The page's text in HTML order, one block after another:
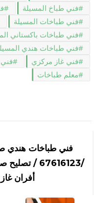
فني طباخ المسيلة
فني طباخات المسيلة
فني طباخات باكستاني
فني طباخات هندي
فني غاز مركزي
معلم طباخات
بين
التدوينات
فني طباخات هندي
/67616123 /
أفران